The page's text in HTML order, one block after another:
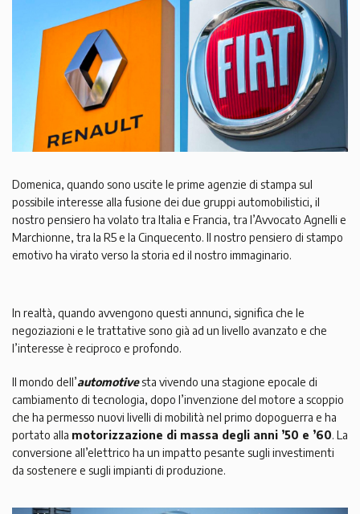
Domenica, quando sono uscite le prime agenzie di stampa sul
possibile interesse alla fusione dei due gruppi automobilistici, il
nostro pensiero ha volato tra Italia e Francia, tra l’Avvocato Agnelli e
Marchionne, tra la R5 e la Cinquecento. Il nostro pensiero di stampo
emotivo ha virato verso la storia ed il nostro immaginario.
In realtà, quando avvengono questi annunci, significa che le
negoziazioni e le trattative sono già ad un livello avanzato e che
l’interesse è reciproco e profondo.
Il mondo dell’automotivesta vivendo una stagione epocale di
cambiamento di tecnologia, dopo l’invenzione del motore a scoppio
che ha permesso nuovi livelli di mobilità nel primo dopoguerra e ha
portato alla motorizzazione di massa degli anni ’50 e ’60. La
conversione all’elettrico ha un impatto pesante sugli investimenti
da sostenere e sugli impianti di produzione.